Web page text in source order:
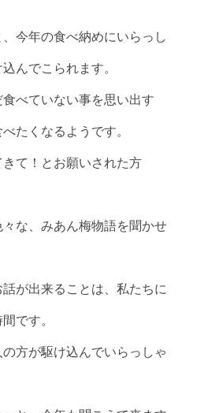
今年の食べ納めにいらっし
んでこられます。
べていない事を思い出す
たくなるようです。
て！とお願いされた方
な、みあん梅物語を聞かせ
が出来ることは、私たちに
です。
方が駆け込んでいらっしゃ